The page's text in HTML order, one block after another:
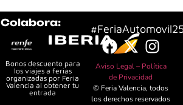
Colabora:
Bonos descuento para
los viajes a ferias
organizadas por Feria
Valencia al obtener tu
entrada
Aviso Legal – Política
de Privacidad
© Feria Valencia, todos
los derechos reservados